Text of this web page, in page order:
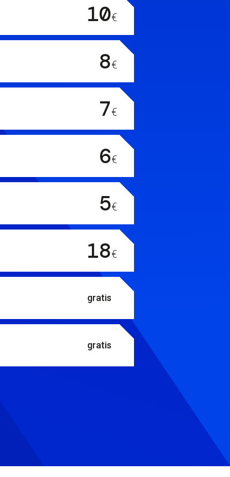
10€
8€
7€
6€
5€
con la classe
18€
poco coinvolgente per i
accompagnati e seguiti
gratis
per i più piccoli.Per
gratis